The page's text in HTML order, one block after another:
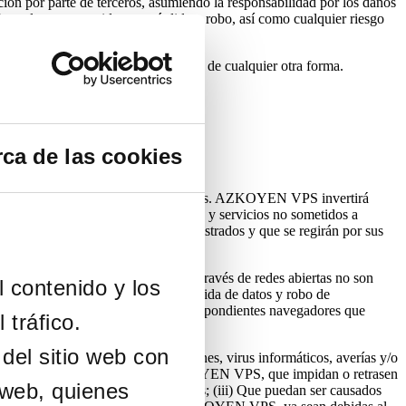
de las cookies
contenido y los
tráfico.
sitio web con
quienes
la mayor rapidez, su pérdida o robo, así como cualquier riesgo
o claves de acceso de terceros o de cualquier otra forma.
de nuevas instalaciones o servicios. AZKOYEN VPS invertirá
o totalmente los contenidos y servicios no sometidos a
específicamente por usuarios registrados y que se regirán por sus
las comunicaciones de datos a través de redes abiertas no son
daños en sus equipos, pérdida de datos y robo de
de seguridad de los correspondientes navegadores que
omisiones, interrupciones, virus informáticos, averías y/o
causas no imputables a AZKOYEN VPS, que impidan o retrasen
o en otros sistemas electrónicos; (iii) Que puedan ser causados